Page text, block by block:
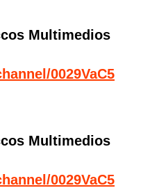
Multimedios
0029VaC5
Multimedios
0029VaC5